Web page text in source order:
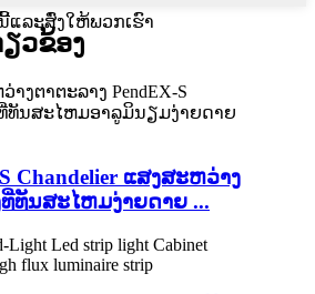
ແລະສົ່ງໃຫ້ພວກເຮົາ
ວຂ້ອງ
Chandelier ແສງສະຫວ່າງ
ທັນສະໄຫມງ່າຍດາຍ ...